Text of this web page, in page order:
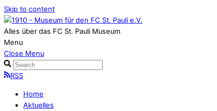
Skip to content
Alles über das FC St. Pauli Museum
Menu
Close Menu
RSS
Home
Aktuelles